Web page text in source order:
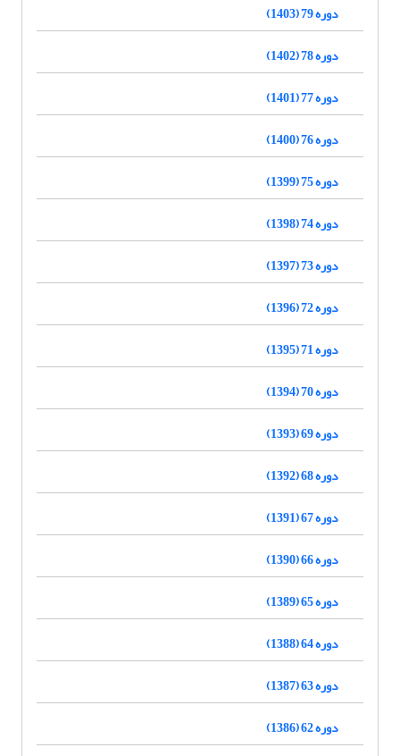
دوره 79 (1403)
دوره 78 (1402)
دوره 77 (1401)
دوره 76 (1400)
دوره 75 (1399)
دوره 74 (1398)
دوره 73 (1397)
دوره 72 (1396)
دوره 71 (1395)
دوره 70 (1394)
دوره 69 (1393)
دوره 68 (1392)
دوره 67 (1391)
دوره 66 (1390)
دوره 65 (1389)
دوره 64 (1388)
دوره 63 (1387)
دوره 62 (1386)